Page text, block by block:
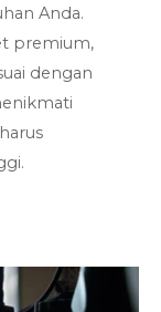
Anda.
premium,
dengan